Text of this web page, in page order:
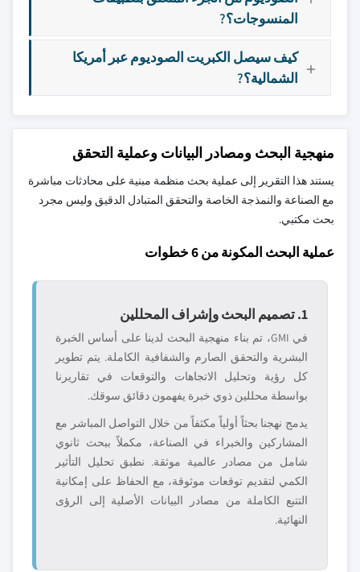
المنسوجات؟?
كيف سيصل الكبريت الصوديوم عبر أمريكا
الشمالية؟?
منهجية البحث ومصادر البيانات وعملية التحقق
يستند هذا التقرير إلى عملية بحث منظمة مبنية على محادثات مباشرة
مع الصناعة والنمذجة الخاصة والتحقق المتبادل الدقيق وليس مجرد
بحث مكتبي.
عملية البحث المكونة من 6 خطوات
1. تصميم البحث وإشراف المحللين
في GMI، تم بناء منهجية البحث لدينا على أساس الخبرة
البشرية والتحقق الصارم والشفافية الكاملة. يتم تطوير
كل رؤية وتحليل الاتجاهات والتوقعات في تقاريرنا
بواسطة محللين ذوي خبرة يفهمون دقائق سوقك.
يدمج نهجنا بحثاً أولياً مكثفاً من خلال التواصل المباشر مع
المشاركين والخبراء في الصناعة، مكملاً ببحث ثانوي
شامل من مصادر عالمية موثقة. نطبق تحليل التأثير
الكمي لتقديم توقعات موثوقة، مع الحفاظ على إمكانية
التتبع الكاملة من مصادر البيانات الأصلية إلى الرؤى
النهائية.